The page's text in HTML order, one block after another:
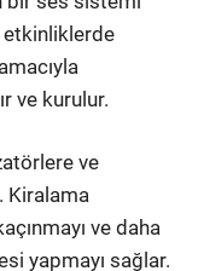
etkinliklerde
ve kurulur.
ve
Kiralama
ve daha
yapmayı sağlar.